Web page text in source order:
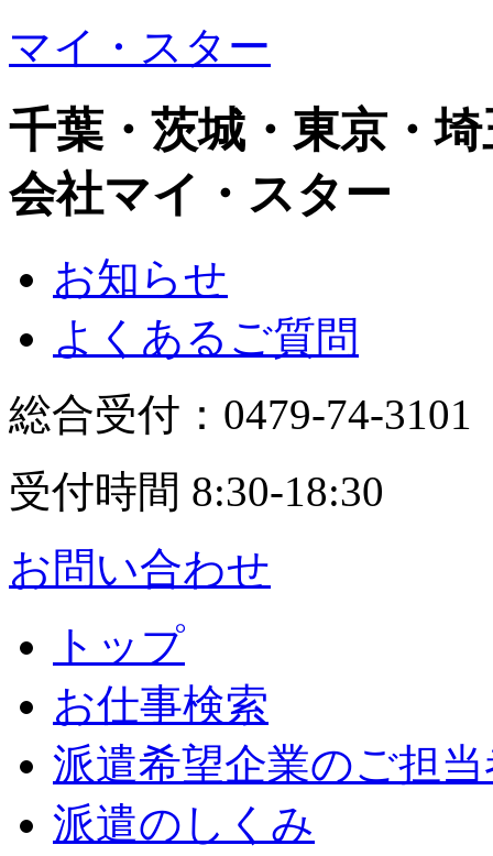
マイ・スター
千葉・茨城・東京・
会社マイ・スター
お知らせ
よくあるご質問
総合受付： 0479-74-3101
受付時間 8:30-18:30
お問い合わせ
トップ
お仕事検索
派遣希望企業のご担
派遣のしくみ